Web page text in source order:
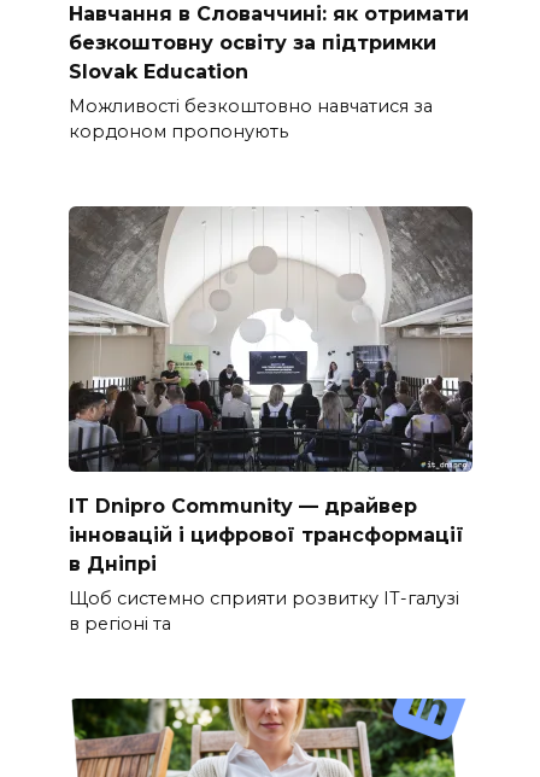
Навчання в Словаччині: як отримати
безкоштовну освіту за підтримки
Slovak Education
Можливості безкоштовно навчатися за
кордоном пропонують
IT Dnipro Community — драйвер
інновацій і цифрової трансформації
в Дніпрі
Щоб системно сприяти розвитку ІТ-галузі
в регіоні та